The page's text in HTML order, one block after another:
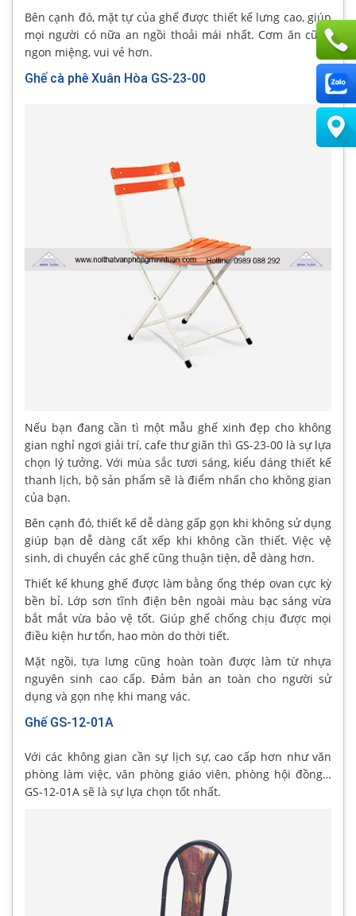
Bên cạnh đó, mặt tự của ghế được thiết kế lưng cao, giúp
mọi người có nữa an ngồi thoải mái nhất. Cơm ăn cũng
ngon miệng, vui vẻ hơn.
Ghế cà phê Xuân Hòa GS-23-00
Nếu bạn đang cần tì một mẫu ghế xinh đẹp cho không
gian nghỉ ngơi giải trí, cafe thư giãn thì GS-23-00 là sự lựa
chọn lý tưởng. Với mùa sắc tươi sáng, kiểu dáng thiết kế
thanh lịch, bộ sản phẩm sẽ là điểm nhấn cho không gian
của bạn.
Bên cạnh đó, thiết kế dễ dàng gấp gọn khi không sử dụng
giúp bạn dễ dàng cất xếp khi không cần thiết. Việc vệ
sinh, di chuyển các ghế cũng thuận tiện, dễ dàng hơn.
Thiết kế khung ghế được làm bằng ống thép ovan cực kỳ
bền bỉ. Lớp sơn tĩnh điện bên ngoài màu bạc sáng vừa
bắt mắt vừa bảo vệ tốt. Giúp ghế chống chịu được mọi
điều kiện hư tổn, hao mòn do thời tiết.
Mặt ngồi, tựa lưng cũng hoàn toàn được làm từ nhựa
nguyên sinh cao cấp. Đảm bản an toàn cho người sử
dụng và gọn nhẹ khi mang vác.
Ghế GS-12-01A
Với các không gian cần sự lịch sự, cao cấp hơn như văn
phòng làm việc, văn phòng giáo viên, phòng hội đồng…
GS-12-01A sẽ là sự lựa chọn tốt nhất.